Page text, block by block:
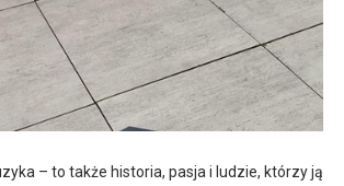
– to także historia, pasja i ludzie, którzy ją